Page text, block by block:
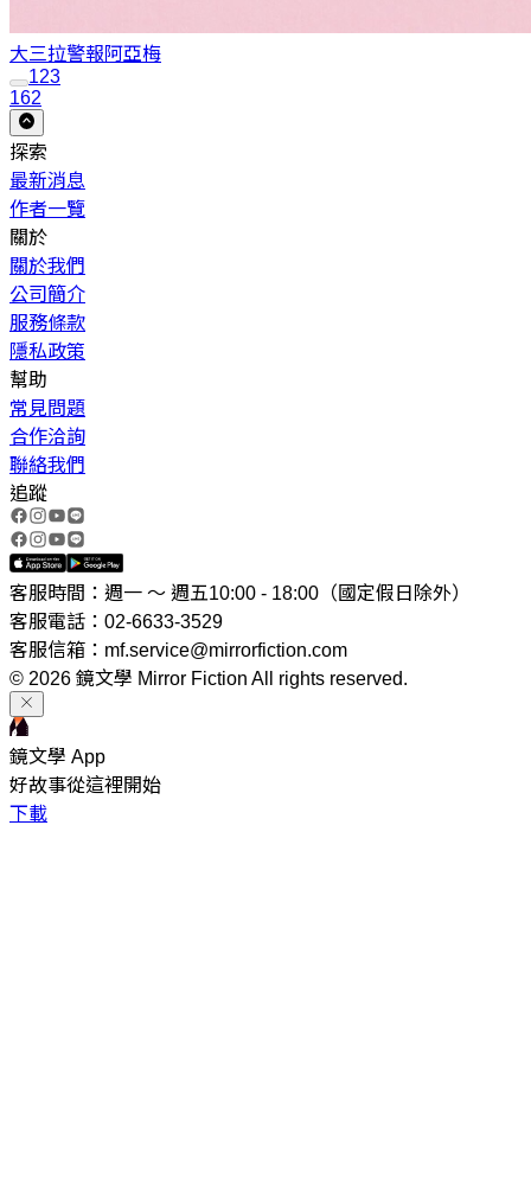
大三拉警報阿亞梅
123
162
探索
最新消息
作者一覽
關於
關於我們
公司簡介
服務條款
隱私政策
幫助
常見問題
合作洽詢
聯絡我們
追蹤
客服時間：週一 ～ 週五10:00 - 18:00（國定假日除外）
客服電話：02-6633-3529
客服信箱：mf.service@mirrorfiction.com
© 2026 鏡文學 Mirror Fiction All rights reserved.
鏡文學 App
好故事從這裡開始
下載